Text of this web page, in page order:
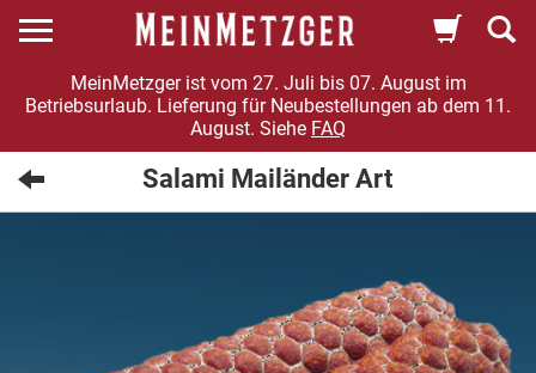
MeinMetzger ist vom 27. Juli bis 07. August im
Betriebsurlaub. Lieferung für Neubestellungen ab dem 11.
August. Siehe FAQ
Salami Mailänder Art